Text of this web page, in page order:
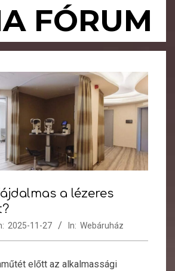
FÓRUM
a lézeres
2025-11-27 In: Webáruház
előtt az alkalmassági